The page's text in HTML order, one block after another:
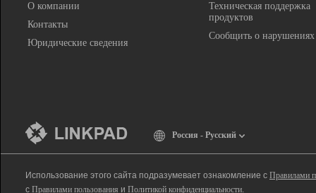
О компании
Контакты
Юридические сведения
Техническая поддержка
продуктов
Сообщить о нарушениях
Россия - Русский
Использование этого сайта подразумевает ознакомление с Правилами
с Правилами пользования и Политикой конфиденциальности.